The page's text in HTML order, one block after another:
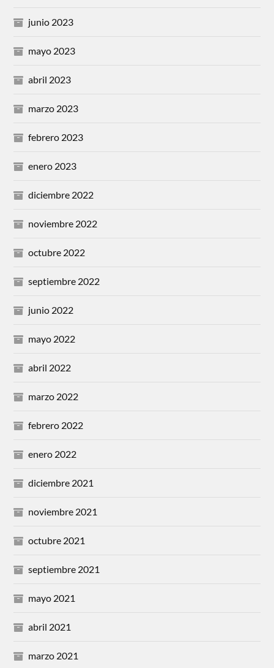
junio 2023
mayo 2023
abril 2023
marzo 2023
febrero 2023
enero 2023
diciembre 2022
noviembre 2022
octubre 2022
septiembre 2022
junio 2022
mayo 2022
abril 2022
marzo 2022
febrero 2022
enero 2022
diciembre 2021
noviembre 2021
octubre 2021
septiembre 2021
mayo 2021
abril 2021
marzo 2021